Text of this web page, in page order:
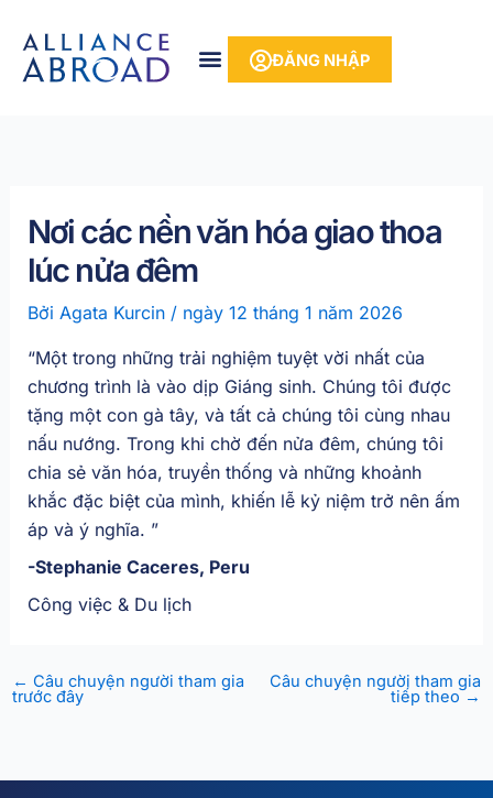
nội
dung
qua
ĐĂNG NHẬP
Nơi các nền văn hóa giao thoa
lúc nửa đêm
Bởi Agata Kurcin/ ngày 12 tháng 1 năm 2026
“Một trong những trải nghiệm tuyệt vời nhất của
chương trình là vào dịp Giáng sinh. Chúng tôi được
tặng một con gà tây, và tất cả chúng tôi cùng nhau
nấu nướng. Trong khi chờ đến nửa đêm, chúng tôi
chia sẻ văn hóa, truyền thống và những khoảnh
khắc đặc biệt của mình, khiến lễ kỷ niệm trở nên ấm
áp và ý nghĩa. ”
-Stephanie Caceres, Peru
Công việc & Du lịch
← Câu chuyện người tham gia
trước đây
Câu chuyện người tham gia
tiếp theo→